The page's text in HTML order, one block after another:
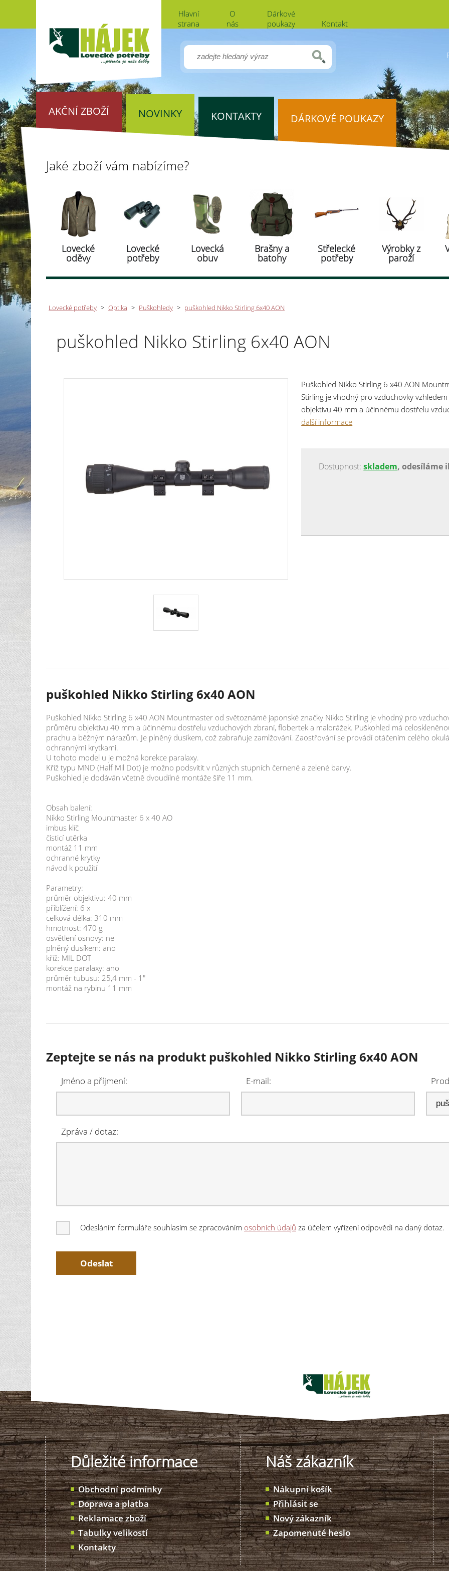
Hlavní
strana
O
nás
Dárkové
poukazy
Kontakt
AKČNÍ ZBOŽÍ NOVINKY KONTAKTY DÁRKOVÉ POUKAZY
Jaké zboží vám nabízíme?
Lovecké
oděvy
Lovecké
potřeby
Lovecká
obuv
Brašny a
batohy
Střelecké
potřeby
Výrobky z
paroží
Lovecké potřeby > Optika > Puškohledy > puškohled Nikko Stirling 6x40 AON
puškohled Nikko Stirling 6x40 AON
Puškohled Nikko Stirling 6 x40 AON
Stirling je vhodný pro vzduchovky
objektivu 40 mm a účinnému dostřelu
Puškohled má celoskleněnou optiku, tělo
podsvítit v různých stupních černené a
montáž na rybinu 11 mm
další informace
Dostupnost:skladem, odesíláme
puškohled Nikko Stirling 6x40 AON
Puškohled Nikko Stirling 6 x40 AON Mountmaster od světoznámé japonské značky Nikko Stirling je vhodný pro
průměru objektivu 40 mm a účinnému dostřelu vzduchových zbraní, flobertek a malorážek. Puškohled má
prachu a běžným nárazům. Je plněný dusíkem, což zabraňuje zamlžování. Zaostřování se provádí otáčením celého
ochrannými krytkami.
U tohoto model u je možná korekce paralaxy.
Kříž typu MND (Half Mil Dot) je možno podsvítit v různých stupních černené a zelené barvy.
Puškohled je dodáván včetně dvoudílné montáže šíře 11 mm.
Obsah balení:
Nikko Stirling Mountmaster 6 x 40 AO
imbus klíč
čisticí utěrka
montáž 11 mm
ochranné krytky
návod k použití
Parametry:
průměr objektivu: 40 mm
přiblížení: 6 x
celková délka: 310 mm
hmotnost: 470 g
osvětlení osnovy: ne
plněný dusíkem: ano
kříž: MIL DOT
korekce paralaxy: ano
průměr tubusu: 25,4 mm - 1"
montáž na rybinu 11 mm
Zeptejte se nás na produkt puškohled Nikko Stirling 6x40 AON
Jméno a příjmení: E-mail:
Zpráva / dotaz:
Odesláním formuláře souhlasím se zpracováním osobních údajů za účelem vyřízení odpovědi na daný dotaz.
Důležité informace
Obchodní podmínky
Doprava a platba
Reklamace zboží
Tabulky velikostí
Kontakty
Náš zákazník
Nákupní košík
Přihlásit se
Nový zákazník
Zapomenuté heslo